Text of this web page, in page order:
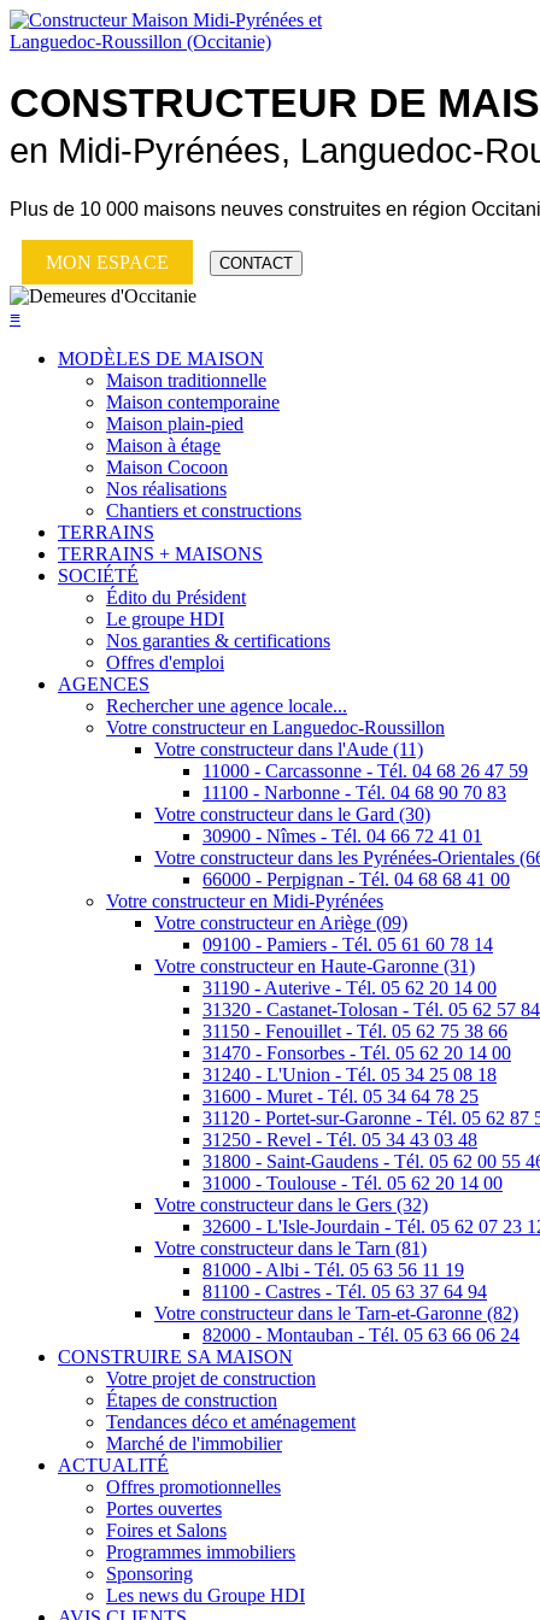
CONSTRUCTEUR DE
en Midi-Pyrénées, Languedoc-
Plus de 10 000 maisons neuves construites en région
MON ESPACE CONTACT
≡
MODÈLES DE MAISON
Maison traditionnelle
Maison contemporaine
Maison plain-pied
Maison à étage
Maison Cocoon
Nos réalisations
Chantiers et constructions
TERRAINS
TERRAINS + MAISONS
SOCIÉTÉ
Édito du Président
Le groupe HDI
Nos garanties & certifications
Offres d'emploi
AGENCES
Rechercher une agence locale...
Votre constructeur en Languedoc-Roussillon
Votre constructeur dans l'Aude (11)
11000 - Carcassonne - Tél. 04 68 26 47 59
11100 - Narbonne - Tél. 04 68 90 70 83
Votre constructeur dans le Gard (30)
30900 - Nîmes - Tél. 04 66 72 41 01
Votre constructeur dans les Pyrénées-Orientales
66000 - Perpignan - Tél. 04 68 68 41 00
Votre constructeur en Midi-Pyrénées
Votre constructeur en Ariège (09)
09100 - Pamiers - Tél. 05 61 60 78 14
Votre constructeur en Haute-Garonne (31)
31190 - Auterive - Tél. 05 62 20 14 00
31320 - Castanet-Tolosan - Tél. 05 62 57
31150 - Fenouillet - Tél. 05 62 75 38 66
31470 - Fonsorbes - Tél. 05 62 20 14 00
31240 - L'Union - Tél. 05 34 25 08 18
31600 - Muret - Tél. 05 34 64 78 25
31120 - Portet-sur-Garonne - Tél. 05 62 87
31250 - Revel - Tél. 05 34 43 03 48
31800 - Saint-Gaudens - Tél. 05 62 00 55
31000 - Toulouse - Tél. 05 62 20 14 00
Votre constructeur dans le Gers (32)
32600 - L'Isle-Jourdain - Tél. 05 62 07 23
Votre constructeur dans le Tarn (81)
81000 - Albi - Tél. 05 63 56 11 19
81100 - Castres - Tél. 05 63 37 64 94
Votre constructeur dans le Tarn-et-Garonne (82)
82000 - Montauban - Tél. 05 63 66 06 24
CONSTRUIRE SA MAISON
Votre projet de construction
Étapes de construction
Tendances déco et aménagement
Marché de l'immobilier
ACTUALITÉ
Offres promotionnelles
Portes ouvertes
Foires et Salons
Programmes immobiliers
Sponsoring
Les news du Groupe HDI